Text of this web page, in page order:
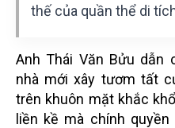
thế của quần thể di
Anh Thái Văn Bửu dẫn
nhà mới xây tươm tất
trên khuôn mặt khắc
liền kề mà chính